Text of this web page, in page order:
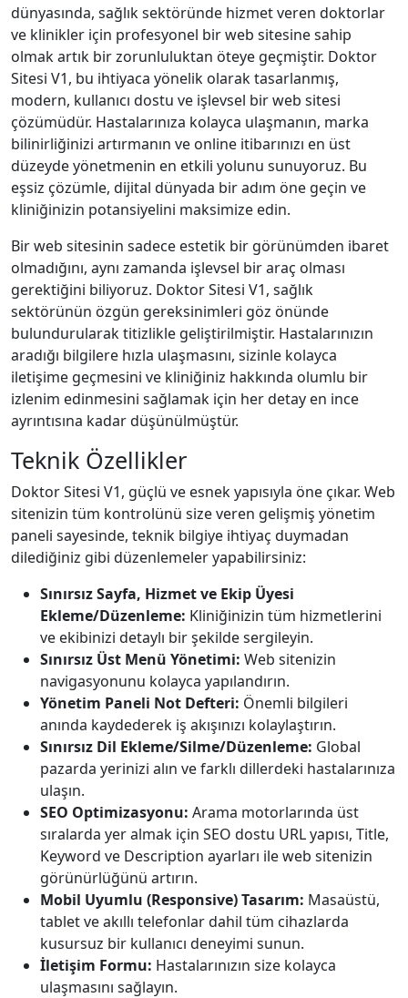
dünyasında, sağlık sektöründe hizmet veren doktorlar
ve klinikler için profesyonel bir web sitesine sahip
olmak artık bir zorunluluktan öteye geçmiştir. Doktor
Sitesi V1, bu ihtiyaca yönelik olarak tasarlanmış,
modern, kullanıcı dostu ve işlevsel bir web sitesi
çözümüdür. Hastalarınıza kolayca ulaşmanın, marka
bilinirliğinizi artırmanın ve online itibarınızı en üst
düzeyde yönetmenin en etkili yolunu sunuyoruz. Bu
eşsiz çözümle, dijital dünyada bir adım öne geçin ve
kliniğinizin potansiyelini maksimize edin.
Bir web sitesinin sadece estetik bir görünümden ibaret
olmadığını, aynı zamanda işlevsel bir araç olması
gerektiğini biliyoruz. Doktor Sitesi V1, sağlık
sektörünün özgün gereksinimleri göz önünde
bulundurularak titizlikle geliştirilmiştir. Hastalarınızın
aradığı bilgilere hızla ulaşmasını, sizinle kolayca
iletişime geçmesini ve kliniğiniz hakkında olumlu bir
izlenim edinmesini sağlamak için her detay en ince
ayrıntısına kadar düşünülmüştür.
Teknik Özellikler
Doktor Sitesi V1, güçlü ve esnek yapısıyla öne çıkar. Web
sitenizin tüm kontrolünü size veren gelişmiş yönetim
paneli sayesinde, teknik bilgiye ihtiyaç duymadan
dilediğiniz gibi düzenlemeler yapabilirsiniz:
Sınırsız Sayfa, Hizmet ve Ekip Üyesi
Ekleme/Düzenleme: Kliniğinizin tüm hizmetlerini
ve ekibinizi detaylı bir şekilde sergileyin.
Sınırsız Üst Menü Yönetimi: Web sitenizin
navigasyonunu kolayca yapılandırın.
Yönetim Paneli Not Defteri: Önemli bilgileri
anında kaydederek iş akışınızı kolaylaştırın.
Sınırsız Dil Ekleme/Silme/Düzenleme: Global
pazarda yerinizi alın ve farklı dillerdeki hastalarınıza
ulaşın.
SEO Optimizasyonu: Arama motorlarında üst
sıralarda yer almak için SEO dostu URL yapısı, Title,
Keyword ve Description ayarları ile web sitenizin
görünürlüğünü artırın.
Mobil Uyumlu (Responsive) Tasarım: Masaüstü,
tablet ve akıllı telefonlar dahil tüm cihazlarda
kusursuz bir kullanıcı deneyimi sunun.
İletişim Formu: Hastalarınızın size kolayca
ulaşmasını sağlayın.